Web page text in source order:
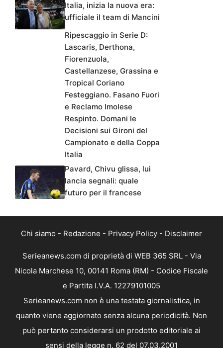
Italia, inizia la nuova era:
ufficiale il team di Mancini
Ripescaggio in Serie D:
Lascaris, Derthona,
Fiorenzuola,
Castellanzese, Grassina e
Tropical Coriano
Festeggiano. Fasano Fuori
e Reclamo Imolese
Respinto. Domani le
Decisioni sui Gironi del
Campionato e della Coppa
Italia
Pavard, Chivu glissa, lui
lancia segnali: quale
futuro per il francese
Chi siamo - Redazione - Privacy Policy - Disclaimer
Serieanews.com di proprietà di WEB 365 SRL - Via
Nicola Marchese 10, 00141 Roma (RM) - Codice Fiscale
e Partita I.V.A. 12279101005
Serieanews.com non è una testata giornalistica, in
quanto viene aggiornato senza alcuna periodicità. Non
può pertanto considerarsi un prodotto editoriale ai
sensi della legge n. 62 del 07.03.2001